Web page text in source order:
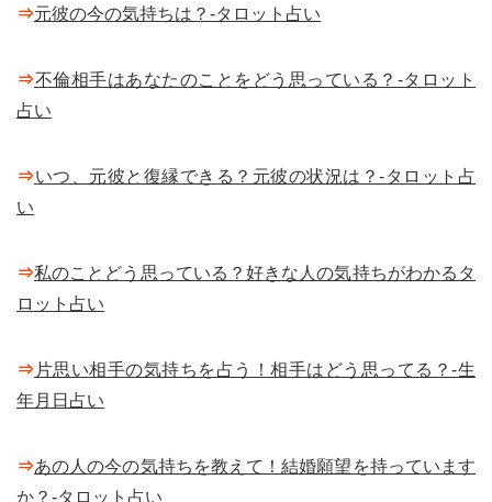
⇒元彼の今の気持ちは？-タロット占い
⇒不倫相手はあなたのことをどう思っている？-タロット
占い
⇒いつ、元彼と復縁できる？元彼の状況は？-タロット占
い
⇒私のことどう思っている？好きな人の気持ちがわかるタ
ロット占い
⇒ 片思い相手の気持ちを占う！相手はどう思ってる？-生
年月日占い
⇒あの人の今の気持ちを教えて！結婚願望を持っています
か？-タロット占い